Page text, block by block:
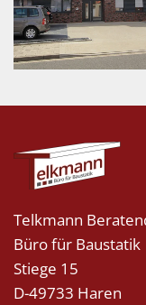
Telkmann
Büro für Baustatik
Stiege 15
D-49733 Haren